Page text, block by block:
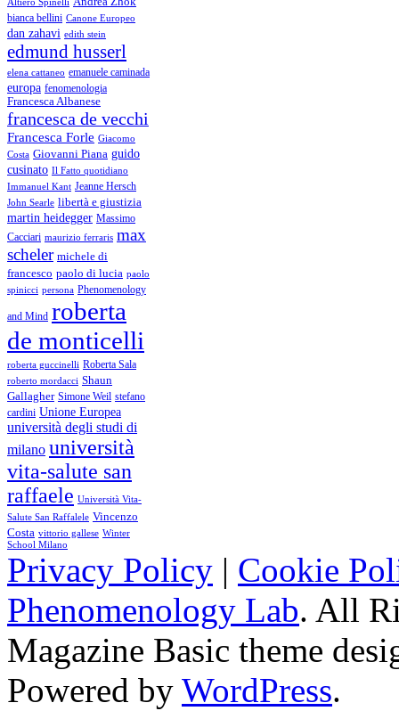
bianca bellini Canone Europeo
dan zahavi edith stein
edmund husserl
elena cattaneo emanuele caminada
europa fenomenologia
Francesca Albanese
francesca de vecchi
Francesca Forle Giacomo
Costa Giovanni Piana guido
cusinato Il Fatto quotidiano
Immanuel Kant Jeanne Hersch
John Searle libertà e giustizia
martin heidegger Massimo
Cacciari maurizio ferraris max
scheler michele di
francesco paolo di lucia paolo
spinicci persona Phenomenology
and Mind roberta
de monticelli
roberta guccinelli Roberta Sala
roberto mordacci Shaun
Gallagher Simone Weil stefano
cardini Unione Europea
università degli studi di
milano università
vita-salute san
raffaele Università Vita-
Salute San Raffalele Vincenzo
Costa vittorio gallese Winter
School Milano
Privacy Policy | Cookie
Phenomenology Lab. All
Magazine Basic theme
Powered by WordPress.